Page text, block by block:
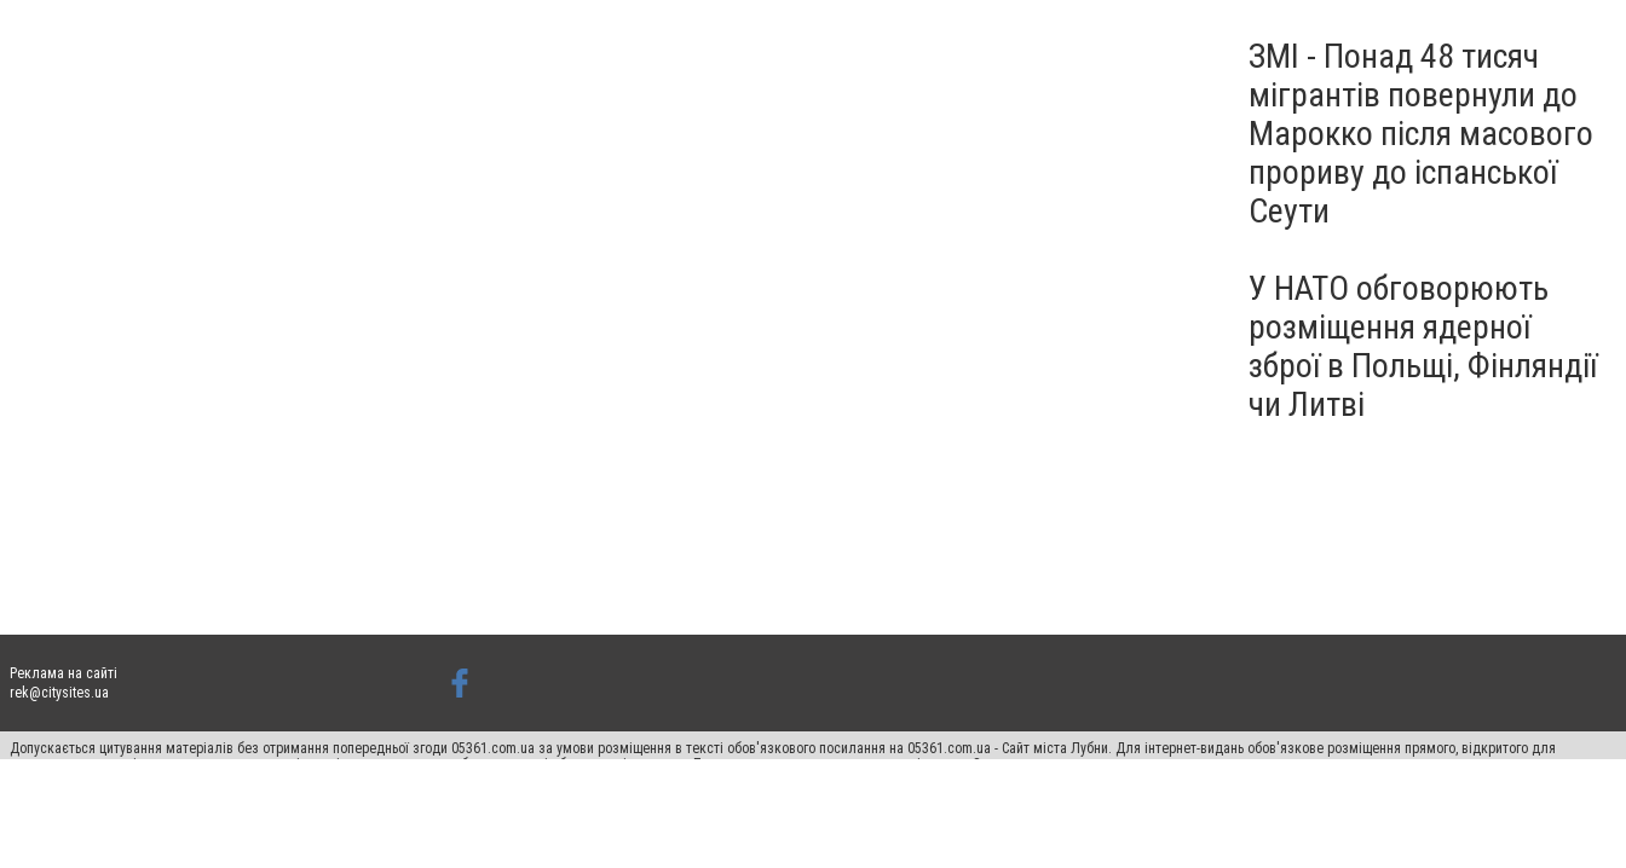
ЗМІ - Понад 48 тисяч
мігрантів повернули до
Марокко після масового
прориву до іспанської
Сеути
У НАТО обговорюють
розміщення ядерної
зброї в Польщі, Фінляндії
чи Литві
Реклама на сайті
rek@citysites.ua
Допускається цитування матеріалів без отримання попередньої згоди 05361.com.ua за умови розміщення в тексті обов'язкового посилання на 05361.com.ua - Сайт міста Лубни. Для інтернет-видань обов'язкове розміщення прямого, відкритого для
пошукових систем гіперпосилання на цитовані статті не нижче другого абзацу в тексті або в якості джерела. Порушення виняткових прав переслідується Законом.